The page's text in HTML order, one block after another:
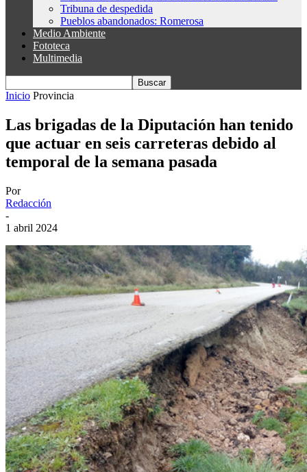
Tribuna de despedida
Pueblos abandonados: Romerosa
Medio Ambiente
Fototeca
Multimedia
Inicio Provincia
Las brigadas de la Diputación han tenido
que actuar en seis carreteras debido al
temporal de la semana pasada
Por
Redacción
-
1 abril 2024